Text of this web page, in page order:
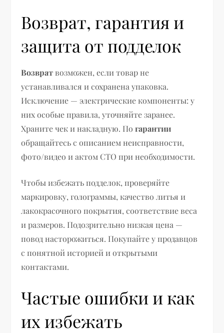
Возврат, гарантия и
защита от подделок
Возврат возможен, если товар не
устанавливался и сохранена упаковка.
Исключение — электрические компоненты: у
них особые правила, уточняйте заранее.
Храните чек и накладную. Погарантии
обращайтесь с описанием неисправности,
фото/видео и актом СТО при необходимости.
Чтобы избежать подделок, проверяйте
маркировку, голограммы, качество литья и
лакокрасочного покрытия, соответствие веса
и размеров. Подозрительно низкая цена —
повод насторожиться. Покупайте у продавцов
с понятной историей и открытыми
контактами.
Частые ошибки и как
их избежать